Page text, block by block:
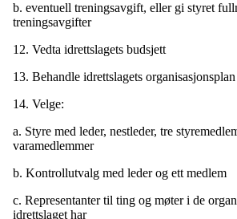
b. eventuell treningsavgift, eller gi styret
treningsavgifter
12. Vedta idrettslagets budsjett
13. Behandle idrettslagets organisasjonsplan
14. Velge:
a. Styre med leder, nestleder, tre
varamedlemmer
b. Kontrollutvalg med leder og ett medlem
c. Representanter til ting og møter i de
idrettslaget har